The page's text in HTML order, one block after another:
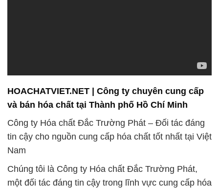
HOACHATVIET.NET | Công ty chuyên cung cấp
và bán hóa chất tại Thành phố Hồ Chí Minh
Công ty Hóa chất Đắc Trường Phát – Đối tác đáng
tin cậy cho nguồn cung cấp hóa chất tốt nhất tại Việt
Nam
Chúng tôi là Công ty Hóa chất Đắc Trường Phát,
một đối tác đáng tin cậy trong lĩnh vực cung cấp hóa